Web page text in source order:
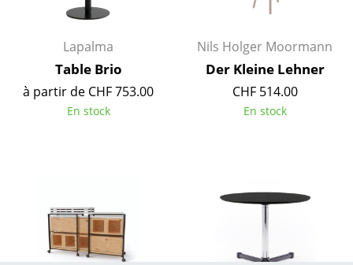
Appliques murales
Luminaires d’extérieur
Lampes sans fil
... voir tous les luminaires
Lits simples
Lits empilables
Lapalma
Table Brio
à partir de CHF 753.00
En stock
Nils Holger Moormann
Der Kleine Lehner
CHF 514.00
En stock